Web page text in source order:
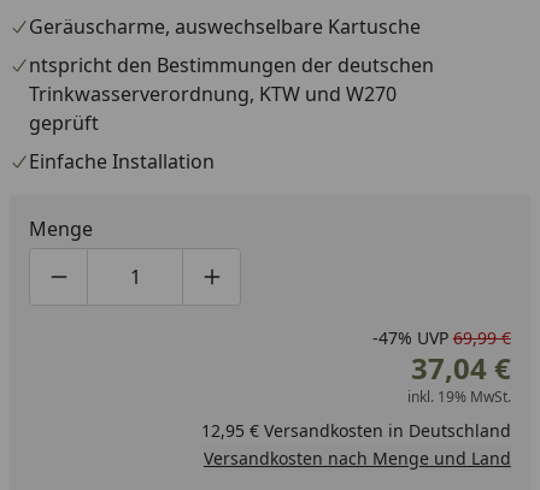
Geräuscharme, auswechselbare Kartusche
ntspricht den Bestimmungen der deutschen
Trinkwasserverordnung, KTW und W270
geprüft
Einfache Installation
Menge
Produktmenge um eins verringern
Produktmenge manuell eingeben
Produktmenge um eins erhöhen
-47% UVP 69,99 €
37,04 €
inkl. 19% MwSt.
12,95 € Versandkosten in Deutschland
Versandkosten nach Menge und Land